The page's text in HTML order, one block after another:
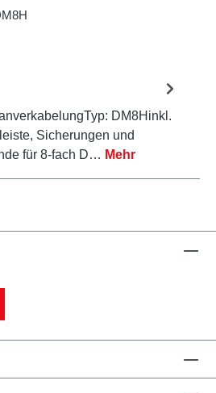
DM8Hinkl.
Sicherungen und
für 8-fach D… Mehr